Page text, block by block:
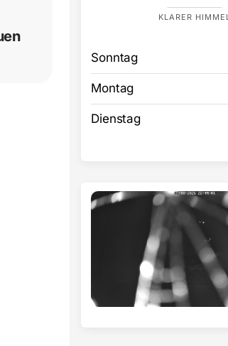
KLARER HIMMEL
Sonntag
Montag
Dienstag